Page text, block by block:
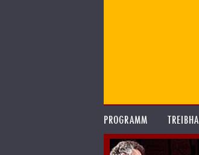
PROGRAMM